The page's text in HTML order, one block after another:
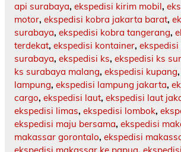
api surabaya, ekspedisi kirim mobil,
motor, ekspedisi kobra jakarta barat,
surabaya, ekspedisi kobra tangerang,
terdekat, ekspedisi kontainer,
surabaya, ekspedisi ks, ekspedisi ks
ks surabaya malang, ekspedisi kupang,
lampung, ekspedisi lampung jakarta,
cargo, ekspedisi laut, ekspedisi laut
ekspedisi limas, ekspedisi lombok,
ekspedisi maju bersama, ekspedisi
makassar gorontalo, ekspedisi